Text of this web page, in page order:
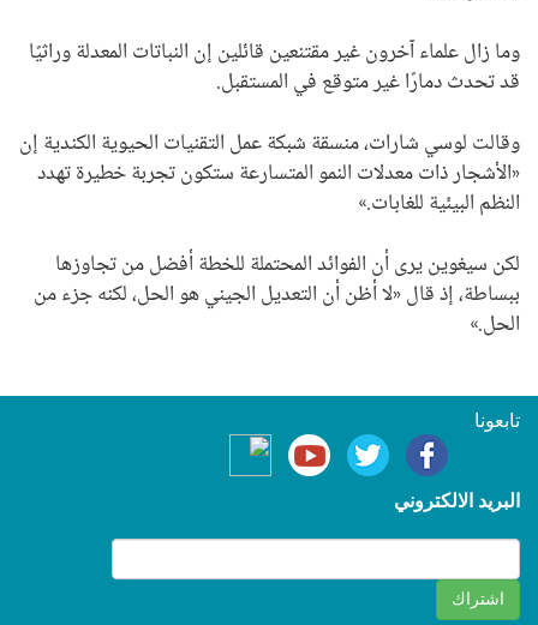
وما زال علماء آخرون غير مقتنعين قائلين إن النباتات المعدلة وراثيًا
قد تحدث دمارًا غير متوقع في المستقبل.
وقالت لوسي شارات، منسقة شبكة عمل التقنيات الحيوية الكندية إن
«الأشجار ذات معدلات النمو المتسارعة ستكون تجربة خطيرة تهدد
النظم البيئية للغابات.»
لكن سيغوين يرى أن الفوائد المحتملة للخطة أفضل من تجاوزها
ببساطة، إذ قال «لا أظن أن التعديل الجيني هو الحل، لكنه جزء من
الحل.»
تابعونا
البريد الالكتروني